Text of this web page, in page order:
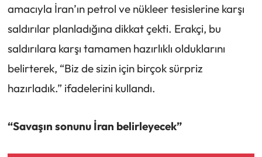
amacıyla İran’ın petrol ve nükleer tesislerine karşı
saldırılar planladığına dikkat çekti. Erakçi, bu
saldırılara karşı tamamen hazırlıklı olduklarını
belirterek, “Biz de sizin için birçok sürpriz
hazırladık.” ifadelerini kullandı.
“Savaşın sonunu İran belirleyecek”